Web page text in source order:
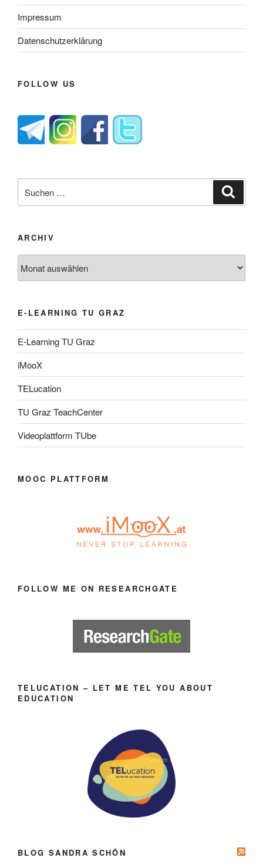
Impressum
Datenschutzerklärung
FOLLOW US
nach:
ARCHIV
E-LEARNING TU GRAZ
E-Learning TU Graz
iMooX
TELucation
TU Graz TeachCenter
Videoplattform TUbe
MOOC PLATTFORM
FOLLOW ME ON RESEARCHGATE
TELUCATION – LET ME TEL YOU ABOUT
EDUCATION
BLOG SANDRA SCHÖN